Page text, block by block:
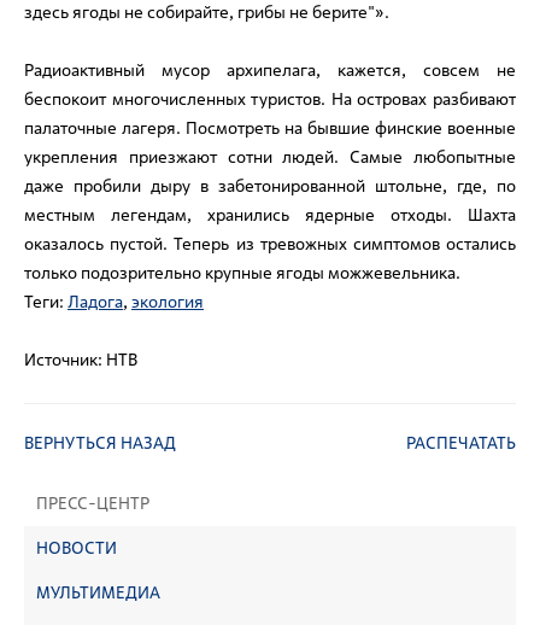
ПРЕСС-ЦЕНТР
НОВОСТИ
МУЛЬТИМЕДИА
здесь ягоды не собирайте, грибы не берите"».
Радиоактивный мусор архипелага, кажется, совсем не
беспокоит многочисленных туристов. На островах разбивают
палаточные лагеря. Посмотреть на бывшие финские военные
укрепления приезжают сотни людей. Самые любопытные
даже пробили дыру в забетонированной штольне, где, по
местным легендам, хранились ядерные отходы. Шахта
оказалось пустой. Теперь из тревожных симптомов остались
только подозрительно крупные ягоды можжевельника.
Теги: Ладога, экология
Источник: НТВ
ВЕРНУТЬСЯ НАЗАД РАСПЕЧАТАТЬ